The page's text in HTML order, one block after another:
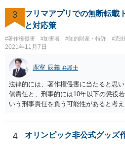
し、交渉していくことがよろしいよう
（2）の方法をとった場合に手残りが
ないものの、ある程度見通しもつけら
つつ、提案金額を調整することをお勧
紛争の可能性を考慮するのであれば、C
て、AB間の権利調整（可能であれば共
単独所有するなど）も検討なさると良い
あります。 なお、仮に日本法になると
約が有効かどうかは、ライセンスされ
権、特許権など）や契約の時期などを
いずれにせよ具体的事情が分からない
れますので、弁護士に直接相談されるこ
3
フリマアプリでの無断転載
と対応策
#著作権侵害 #加害者 #知的財産・特許 #売
2021年11月7日
鹿室 辰義 弁護士
法律的には、著作権侵害に当たると思
償責任と、刑事的には10年以下の懲役
いう刑事責任を負う可能性があると考
受理すると、取調べ等の捜査が行われ
刑事責任を軽くするためには、被害弁
後の対応としては、まずは、弁護士に
4 オリンピック非公式グッズ